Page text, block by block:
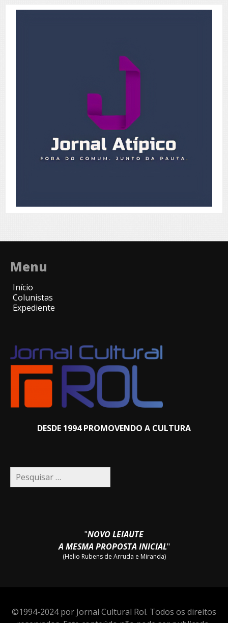
Menu
Início
Colunistas
Expediente
DESDE 1994 PROMOVENDO A CULTURA
Pesquisar
por:
"NOVO LEIAUTE
A MESMA PROPOSTA INICIAL"
(Helio Rubens de Arruda e Miranda)
©1994-2024 por Jornal Cultural Rol. Todos os direitos